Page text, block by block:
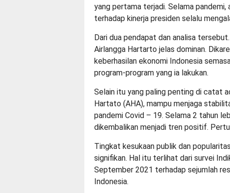
yang pertama terjadi. Selama
terhadap kinerja presiden selalu
Dari dua pendapat dan analisa
Airlangga Hartarto jelas dominan.
keberhasilan ekonomi Indonesia
program-program yang ia lakukan.
Selain itu yang paling penting di catat
Hartato (AHA), mampu menjaga
pandemi Covid – 19. Selama 2 tahun
dikembalikan menjadi tren positif.
Tingkat kesukaan publik dan
signifikan. Hal itu terlihat dari survei
September 2021 terhadap sejumlah
Indonesia.